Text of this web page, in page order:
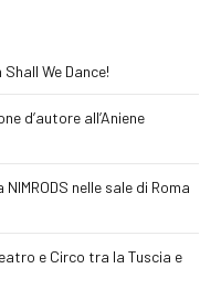
We Dance!
d’autore all’Aniene
nelle sale di Roma
e Circo tra la Tuscia e